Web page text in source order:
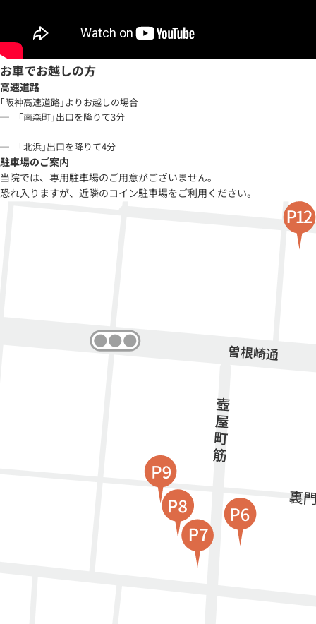
お車でお越しの方
高速道路
｢阪神高速道路｣よりお越しの場合
─ ｢南森町｣出口を降りて3分
─ ｢北浜｣出口を降りて4分
駐車場のご案内
当院では、専用駐車場のご用意がございません。
恐れ入りますが、近隣のコイン駐車場をご利用ください。